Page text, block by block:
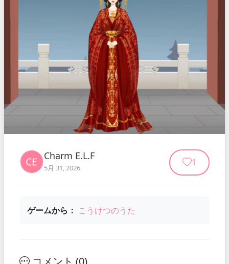
Charm E.L.F
5月 31, 2026 1
ゲームから： こうけつのうた
コメント (0)